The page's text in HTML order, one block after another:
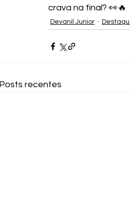
crava na final? 👀🔥
Devanil Junior
Posts recentes